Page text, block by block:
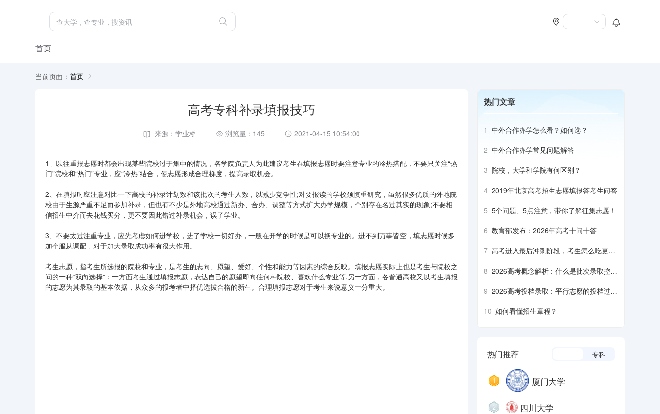
首页
当前页面： 首页
高考专科补录填报技巧
来源：学业桥 浏览量：145 2021-04-15 10:54:00
1、以往重报志愿时都会出现某些院校过于集中的情况，各学院负责人为此建议考生在填报志愿时要注意专业的冷热搭配，不要只关注“热
门”院校和“热门”专业，应“冷热”结合，使志愿形成合理梯度，提高录取机会。
2、在填报时应注意对比一下高校的补录计划数和该批次的考生人数，以减少竞争性;对要报读的学校须慎重研究，虽然很多优质的外地院
校由于生源严重不足而参加补录，但也有不少是外地高校通过新办、合办、调整等方式扩大办学规模，个别存在名过其实的现象;不要相
信招生中介而去花钱买分，更不要因此错过补录机会，误了学业。
3、不要太过注重专业，应先考虑如何进学校，进了学校一切好办，一般在开学的时候是可以换专业的。进不到万事皆空，填志愿时候多
加个服从调配，对于加大录取成功率有很大作用。
考生志愿，指考生所选报的院校和专业，是考生的志向、愿望、爱好、个性和能力等因素的综合反映。填报志愿实际上也是考生与院校之
间的一种“双向选择”：一方面考生通过填报志愿，表达自己的愿望即向往何种院校、喜欢什么专业等;另一方面，各普通高校又以考生填报
的志愿为其录取的基本依据，从众多的报考者中择优选拔合格的新生。合理填报志愿对于考生来说意义十分重大。
热门文章
1 中外合作办学怎么看？如何选？
2 中外合作办学常见问题解答
3 院校，大学和学院有何区别？
4 2019年北京高考招生志愿填报答考生问答
5 5个问题、5点注意，带你了解征集志愿！
6 教育部发布：2026年高考十问十答
7 高考进入最后冲刺阶段，考生怎么吃更营
8 2026高考概念解析：什么是批次录取控制
9 2026高考投档录取：平行志愿的投档过程
10 如何看懂招生章程？
热门推荐 专科
厦门大学
四川大学